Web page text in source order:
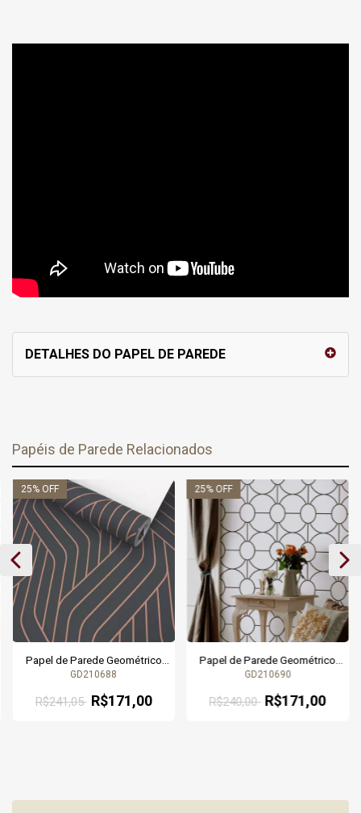
DETALHES DO PAPEL DE PAREDE
Papéis de Parede Relacionados
25% OFF
Papel de Parede Geométrico
Cinza Escuro com Linhas - 9,5
| Cola Grátis
GD210688
R$241,05 R$171,00
25% OFF
Papel de Parede Geométrico
Estilizado Gelo com Fio
metros | 210690 - Coleção Gold
| Cola Grátis
GD210690
R$240,00 R$171,00